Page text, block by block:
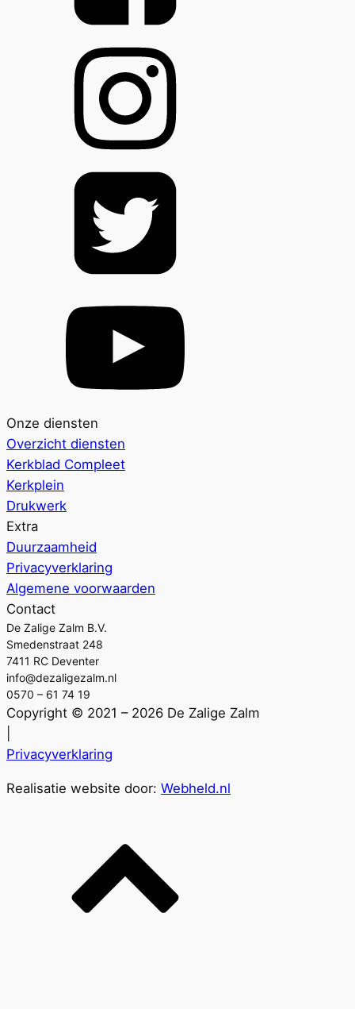
Onze diensten
Overzicht diensten
Kerkblad Compleet
Kerkplein
Drukwerk
Extra
Duurzaamheid
Privacyverklaring
Algemene voorwaarden
Contact
De Zalige Zalm B.V.
Smedenstraat 248
7411 RC Deventer
info@dezaligezalm.nl
0570 – 61 74 19
Copyright © 2021 – 2026 De Zalige Zalm
Privacyverklaring
Realisatie website door: Webheld.nl